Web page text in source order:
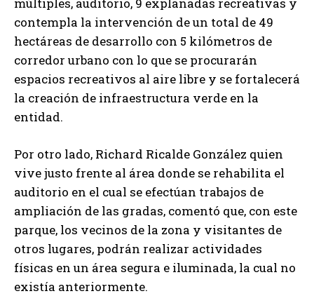
múltiples, auditorio, 9 explanadas recreativas y
contempla la intervención de un total de 49
hectáreas de desarrollo con 5 kilómetros de
corredor urbano con lo que se procurarán
espacios recreativos al aire libre y se fortalecerá
la creación de infraestructura verde en la
entidad.
Por otro lado, Richard Ricalde González quien
vive justo frente al área donde se rehabilita el
auditorio en el cual se efectúan trabajos de
ampliación de las gradas, comentó que, con este
parque, los vecinos de la zona y visitantes de
otros lugares, podrán realizar actividades
físicas en un área segura e iluminada, la cual no
existía anteriormente.